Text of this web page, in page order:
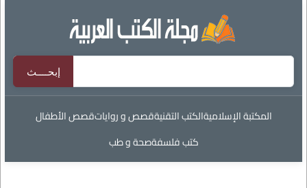
المكتبة الإسلاميةالكتب التقنيةقصص و رواياتقصص الأطفال
كتب فلسفةصحة و طب